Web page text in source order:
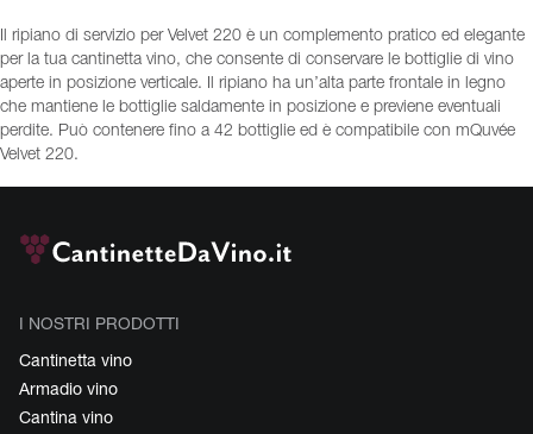
Il ripiano di servizio per Velvet 220 è un complemento pratico ed elegante
per la tua cantinetta vino, che consente di conservare le bottiglie di vino
aperte in posizione verticale. Il ripiano ha un’alta parte frontale in legno
che mantiene le bottiglie saldamente in posizione e previene eventuali
perdite. Può contenere fino a 42 bottiglie ed è compatibile con mQuvée
Velvet 220.
I NOSTRI PRODOTTI
Cantinetta vino
Armadio vino
Cantina vino